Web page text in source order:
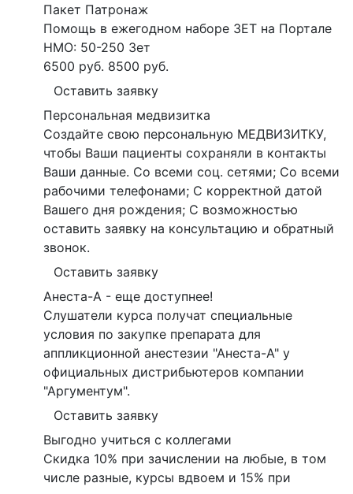
Пакет Патронаж
Помощь в ежегодном наборе ЗЕТ на Портале
НМО: 50-250 Зет
6500 руб. 8500 руб.
Оставить заявку
Персональная медвизитка
Создайте свою персональную МЕДВИЗИТКУ,
чтобы Ваши пациенты сохраняли в контакты
Ваши данные. Со всеми соц. сетями; Со всеми
рабочими телефонами; С корректной датой
Вашего дня рождения; С возможностью
оставить заявку на консультацию и обратный
звонок.
Оставить заявку
Анеста-А - еще доступнее!
Слушатели курса получат специальные
условия по закупке препарата для
аппликционной анестезии "Анеста-А" у
официальных дистрибьютеров компании
"Аргументум".
Оставить заявку
Выгодно учиться с коллегами
Скидка 10% при зачислении на любые, в том
числе разные, курсы вдвоем и 15% при